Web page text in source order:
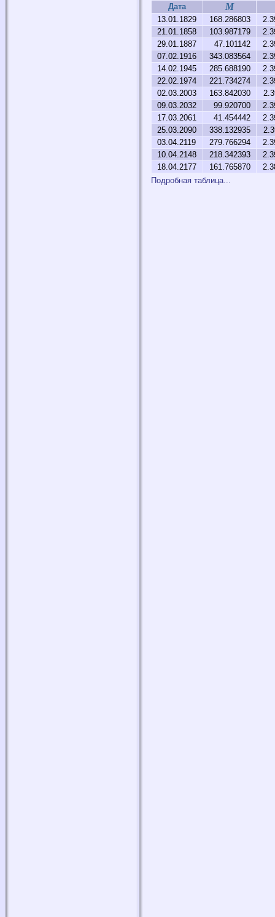
Дата M
13.01.1829 168.286803
21.01.1858
103.987179
29.01.1887
47.101142
07.02.1916
343.083564
14.02.1945
285.688190
22.02.1974
221.734274
02.03.2003
163.842030
09.03.2032
99.920700
17.03.2061
41.454442
25.03.2090
338.132935
03.04.2119
279.766294
10.04.2148
218.342393
18.04.2177
161.765870
Подробная таблица...